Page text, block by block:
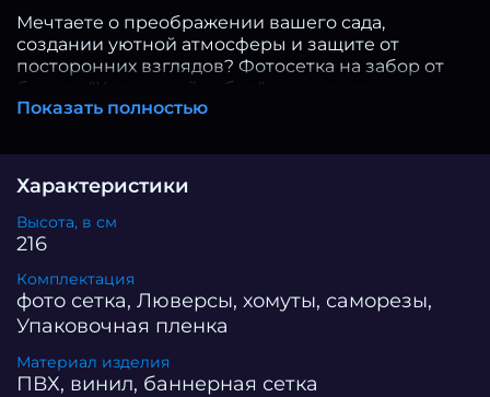
Мечтаете о преображении вашего сада,
создании уютной атмосферы и защите от
посторонних взглядов? Фотосетка на забор от
бренда "Красочный забор" – это идеальное
решение для воплощения ваших идей! Яркий и
забор в живописное полотно, радующее глаз и
создающее неповторимую атмосферу уюта. Эта
сетка станет не только украшением вашего сада,
но и стильным элементом ландшафтного
дизайна. Преимущества сеток от нашего бренда:
высококачественного ПВХ, фотосетка
выдерживает мороз до -30 и жару до +70,
устойчива к перепадам температур и
вам долгие годы, сохраняя свой первоначальный
Показать полностью
Характеристики
Высота, в см
216
Комплектация
фото сетка, Люверсы, хомуты, саморезы,
Упаковочная пленка
Материал изделия
ПВХ, винил, баннерная сетка